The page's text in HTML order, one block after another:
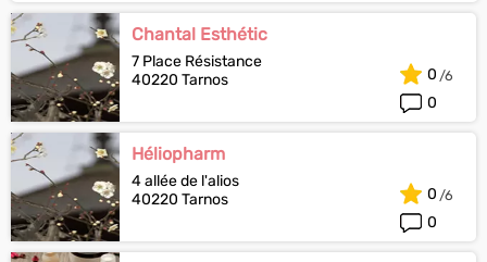
Chantal Esthétic
7 Place Résistance
40220 Tarnos
0
0
Héliopharm
4 allée de l'alios
40220 Tarnos
0
0